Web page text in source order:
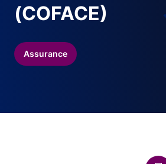
(COFACE)
Assurance